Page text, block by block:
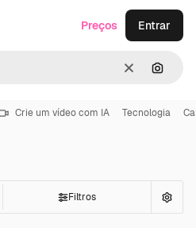
Limpar
Preços Entrar
Crie um vídeo com IA Tecnologia
Filtros